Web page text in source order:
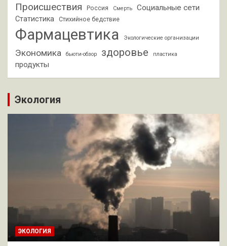
Происшествия Россия Смерть Социальные сети
Статистика Стихийное бедствие
Фармацевтика Экологические организации
Экономика бьюти-обзор здоровье пластика
продукты
Экология
ЭКОЛОГИЯ